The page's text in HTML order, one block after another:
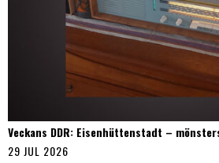
Veckans DDR: Eisenhüttenstadt –
29 JUL 2026